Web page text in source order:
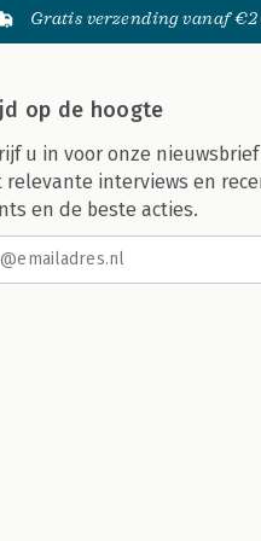
Gratis verzending vanaf
op de hoogte
u in voor onze
relevante interviews en
en de beste acties.